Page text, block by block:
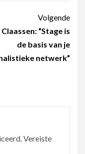
Volgende
“Stage is
de basis van je
netwerk”
Vereiste